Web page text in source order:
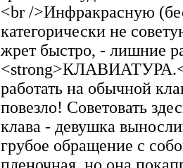
<br />Инфракрасную
категорически не
жрет быстро, - лишние
работать на обычной
повезло! Советовать
клава - девушка
грубое обращение с